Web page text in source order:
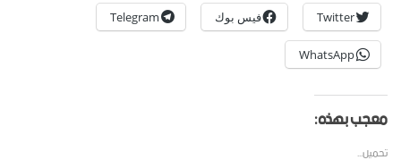
Twitter فيس بوك Telegram
WhatsApp
معجب بهذه:
تحميل...